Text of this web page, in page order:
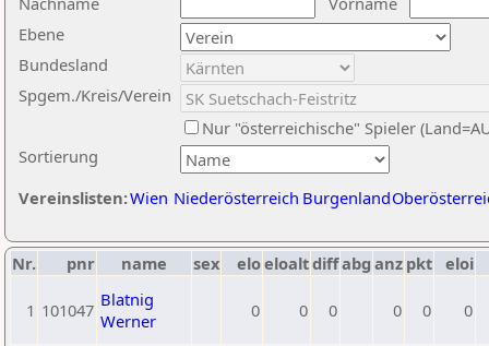
Ebene
Sortierung
Bundesland
Spgem./Kreis/Verein
Nur "österreichische" Spieler
Vereinslisten:Wien Niederösterreich Burgenland
Nr. pnr name sex eloeloaltdiffabg anz pkt eloi
1 101047 Blatnig
Werner
0 0 0 0 0 0